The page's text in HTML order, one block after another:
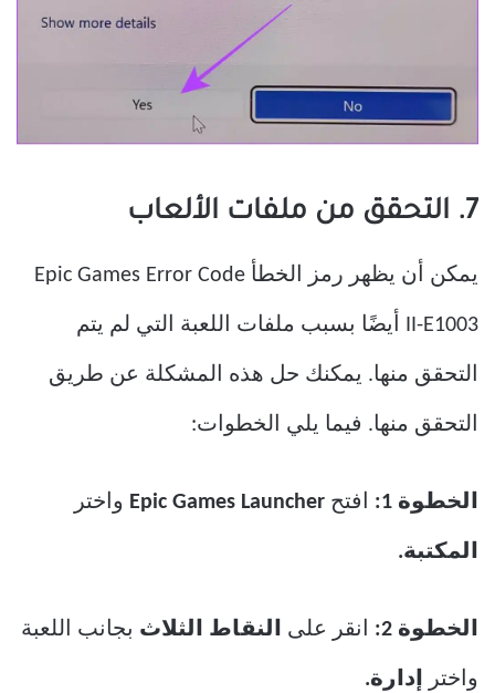
7. التحقق من ملفات الألعاب
يمكن أن يظهر رمز الخطأ Epic Games Error Code
II-E1003 أيضًا بسبب ملفات اللعبة التي لم يتم
التحقق منها. يمكنك حل هذه المشكلة عن طريق
التحقق منها. فيما يلي الخطوات:
الخطوة 1: افتح Epic Games Launcher واختر
المكتبة.
الخطوة 2: انقر على النقاط الثلاث بجانب اللعبة
واختر إدارة.